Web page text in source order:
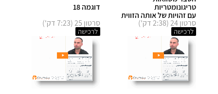
טריגונומטריות
עם זהויות של אותה הזווית
סרטון 24 (2:38 דק')
לרכישה
דוגמה 18
סרטון 25 (7:23 דק')
לרכישה